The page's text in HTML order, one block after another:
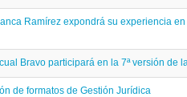
Ramírez expondrá su experiencia
Bravo participará en la 7ª versión de
de formatos de Gestión Jurídica